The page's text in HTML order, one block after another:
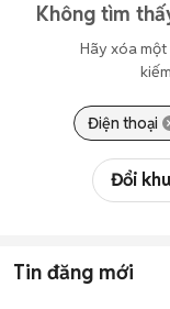
Không tìm
Hãy xóa
Điện thoại
Đổi
Tin đăng mới